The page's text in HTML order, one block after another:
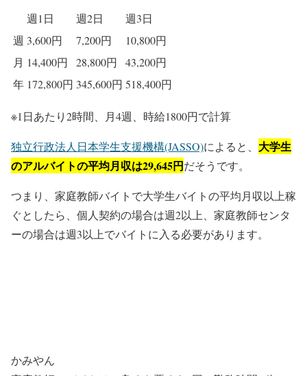
週1日 週2日
週3日
週 3,600円 7,200円
10,800円
月 14,400円 28,800円
43,200円
年 172,800円 345,600円 518,400円
※1日あたり2時間、月4週、時給1800円で計算
独立行政法人日本学生支援機構(JASSO)によると、 大学生
のアルバイトの平均月収は29,645円だそうです。
つまり、家庭教師バイトで大学生バイトの平均月収以上稼
ぐとしたら、個人契約の場合は週2以上、家庭教師センタ
ーの場合は週3以上でバイトに入る必要があります。
かみやん